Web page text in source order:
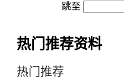
跳至
热门推荐资料
热门推荐